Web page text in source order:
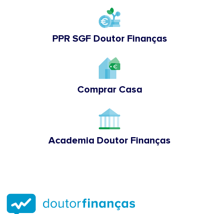
PPR SGF Doutor Finanças
Comprar Casa
Academia Doutor Finanças